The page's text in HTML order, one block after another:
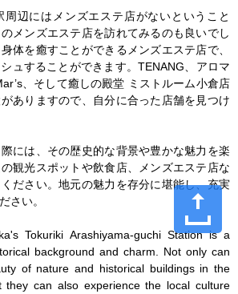
周辺にはメンズエステ店がないということ
メンズエステ店を訪れてみるのも良いでし
体を癒すことができるメンズエステ店で、
ュすることができます。TENANG、アロマ
、そして癒しの殿堂 ミストルーム小倉店
ありますので、自分に合った店舗を見つけ
には、その歴史的な背景や豊かな魅力を楽
観光スポットや飲食店、メンズエステ店な
ださい。地元の魅力を存分に堪能し、充実
さい。
Tokuriki Arashiyama-guchi Station is a
background and charm. Not only can
of nature and historical buildings in the
they can also experience the local culture